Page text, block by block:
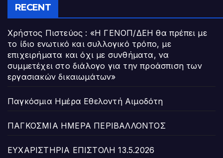
RECENT
Χρήστος Πιστεύος : «Η ΓΕΝΟΠ/ΔΕΗ θα πρέπει με
το ίδιο ενωτικό και συλλογικό τρόπο, με
επιχειρήματα και όχι με συνθήματα, να
συμμετέχει στο διάλογο για την προάσπιση των
εργασιακών δικαιωμάτων»
Παγκόσμια Ημέρα Εθελοντή Αιμοδότη
ΠΑΓΚΟΣΜΙΑ ΗΜΕΡΑ ΠΕΡΙΒΑΛΛΟΝΤΟΣ
ΕΥΧΑΡΙΣΤΗΡΙΑ ΕΠΙΣΤΟΛΗ 13.5.2026